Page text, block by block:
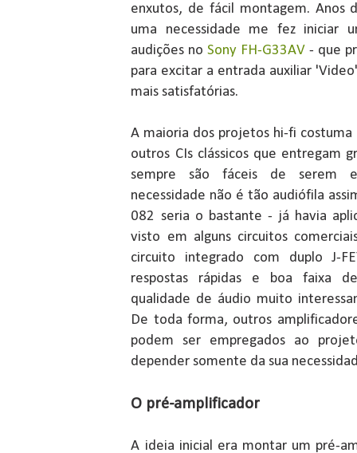
enxutos, de fácil montagem. Anos
uma necessidade me fez iniciar
audições noSony FH-G33AV - que
para excitar a entrada auxiliar
mais satisfatórias.
A maioria dos projetos hi-fi
outros CIs clássicos que entregam
sempre são fáceis de serem
necessidade não é tão audiófila
082 seria o bastante - já havia
visto em alguns circuitos
circuito integrado com duplo J-
respostas rápidas e boa faixa
qualidade de áudio muito
De toda forma, outros
podem ser empregados ao
depender somente da sua
O pré-amplificador
A ideia inicial era montar um pré-